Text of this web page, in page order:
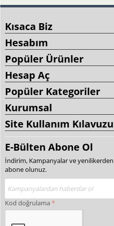
Kısaca Biz
Hesabım
Popüler Ürünler
Hesap Aç
Popüler Kategoriler
Kurumsal
Site Kullanım Kılavuzu
E-Bülten Abone Ol
İndirim, Kampanyalar ve
abone olunuz.
Kod doğrulama